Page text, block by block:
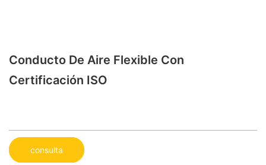
Conducto De Aire Flexible Con
Certificación ISO
consulta